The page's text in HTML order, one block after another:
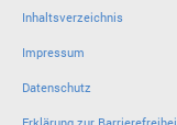
Inhaltsverzeichnis
Impressum
Datenschutz